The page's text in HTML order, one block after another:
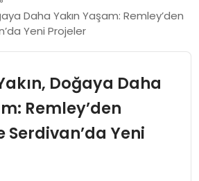
Daha Yakın Yaşam: Remley’den
Yeni Projeler
Doğaya Daha
Remley’den
Serdivan’da Yeni